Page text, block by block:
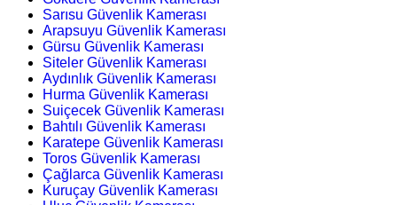
Sarısu Güvenlik Kamerası
Arapsuyu Güvenlik Kamerası
Gürsu Güvenlik Kamerası
Siteler Güvenlik Kamerası
Aydınlık Güvenlik Kamerası
Hurma Güvenlik Kamerası
Suiçecek Güvenlik Kamerası
Bahtılı Güvenlik Kamerası
Karatepe Güvenlik Kamerası
Toros Güvenlik Kamerası
Çağlarca Güvenlik Kamerası
Kuruçay Güvenlik Kamerası